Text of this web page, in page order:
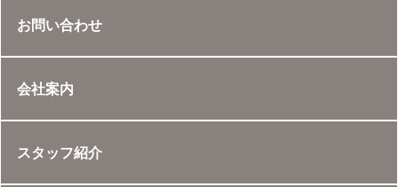
お問い合わせ
会社案内
スタッフ紹介